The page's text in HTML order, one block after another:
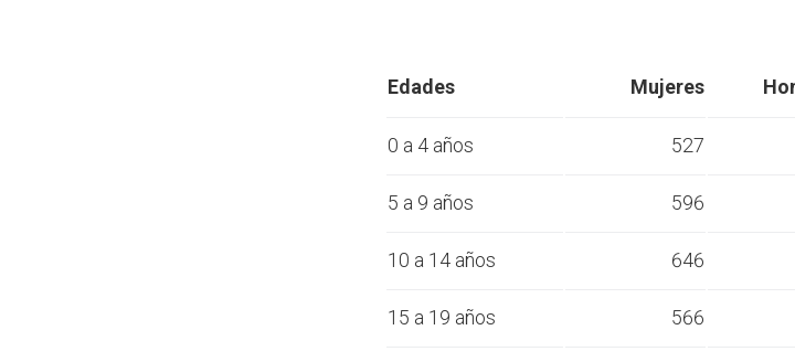
Edades Mujeres
0 a 4 años 527
5 a 9 años 596
10 a 14 años 646
15 a 19 años 566